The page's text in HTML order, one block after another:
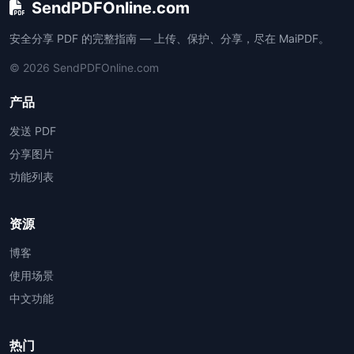
SendPDFOnline.com
安全分享 PDF 的完整指南 — 上传、保护、分享，尽在 MaiPDF。
© 2026 SendPDFOnline.com
产品
发送 PDF
分享图片
功能列表
资源
博客
使用场景
中文功能
热门